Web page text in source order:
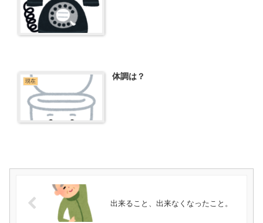
現在 体調は？
出来ること、出来なくなったこと。